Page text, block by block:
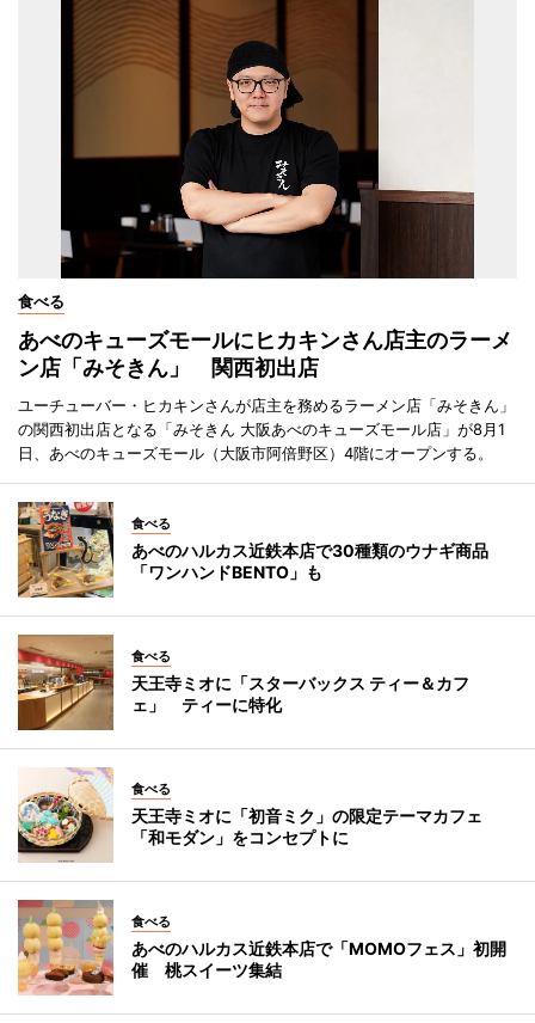
食べる
あべのキューズモールにヒカキンさん店主のラーメ
ン店「みそきん」 関西初出店
ユーチューバー・ヒカキンさんが店主を務めるラーメン店「みそきん」
の関西初出店となる「みそきん 大阪あべのキューズモール店」が8月1
日、あべのキューズモール（大阪市阿倍野区）4階にオープンする。
食べる
あべのハルカス近鉄本店で30種類のウナギ商品
「ワンハンドBENTO」も
食べる
天王寺ミオに「スターバックス ティー＆カフ
ェ」 ティーに特化
食べる
天王寺ミオに「初音ミク」の限定テーマカフェ
「和モダン」をコンセプトに
食べる
あべのハルカス近鉄本店で「MOMOフェス」初開
催 桃スイーツ集結